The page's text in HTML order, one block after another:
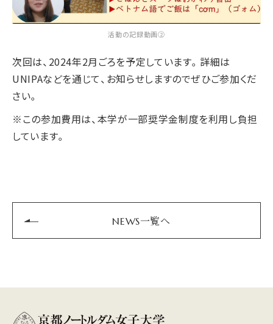
活動の記録動画②
次回は、2024年2月ごろを予定しています。詳細は
UNIPAなどを通じて、お知らせしますのでぜひご参加くだ
さい。
※この参加費用は、本学が一部奨学金制度を利用し負担
しています。
NEWS一覧へ